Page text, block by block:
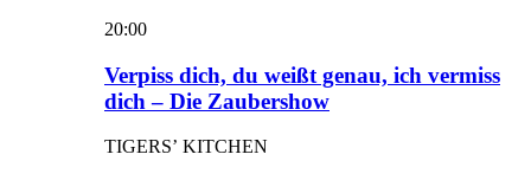
20:00
Verpiss dich, du weißt genau, ich vermiss
dich – Die Zaubershow
TIGERS’ KITCHEN